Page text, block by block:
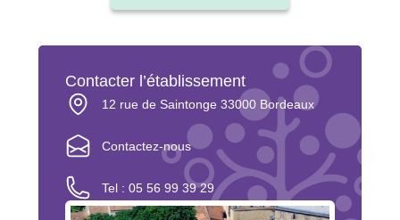
Contacter l’établissement
12 rue de Saintonge 33000 Bordeaux
Contactez-nous
Tel : 05 56 99 39 29